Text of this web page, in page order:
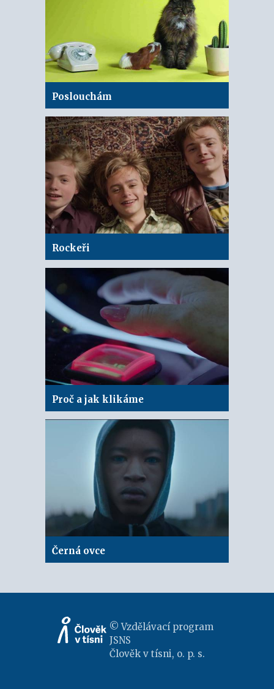
Poslouchám
Rockeři
Proč a jak klikáme
Černá ovce
© Vzdělávací program
JSNS
Člověk v tísni, o. p. s.